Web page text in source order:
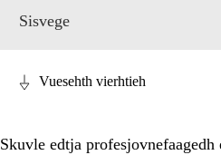
Sisvege
Vuesehth vierhtieh
Skuvle edtja